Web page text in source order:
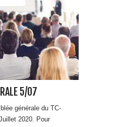
5/07
générale du TC-
2020. Pour